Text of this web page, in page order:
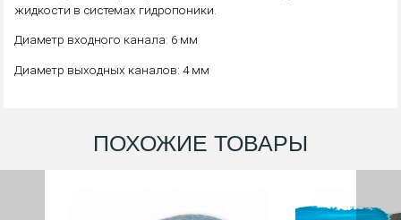
жидкости в системах гидропоники.
Диаметр входного канала: 6 мм
Диаметр выходных каналов: 4 мм
ПОХОЖИЕ ТОВАРЫ